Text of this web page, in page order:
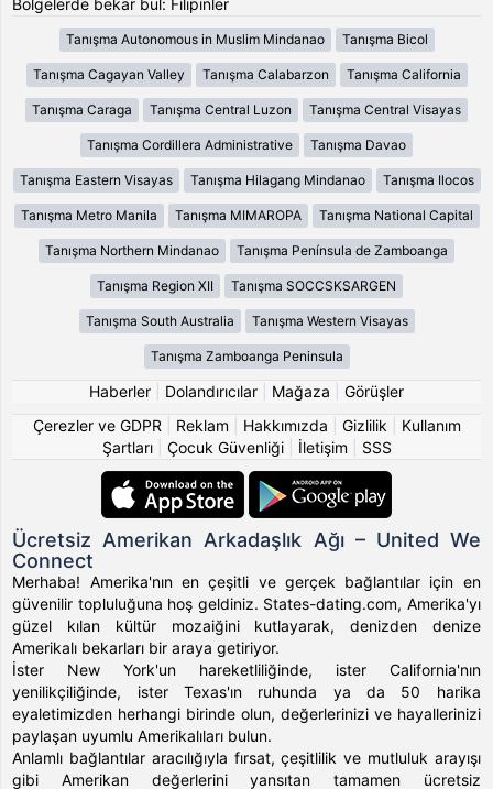
Tanışma Autonomous in Muslim Mindanao Tanışma Bicol
Tanışma Cagayan Valley Tanışma Calabarzon Tanışma California
Tanışma Caraga Tanışma Central Luzon Tanışma Central Visayas
Tanışma Cordillera Administrative Tanışma Davao
Tanışma Eastern Visayas Tanışma Hilagang Mindanao Tanışma Ilocos
Tanışma Metro Manila Tanışma MIMAROPA Tanışma National Capital
Tanışma Northern Mindanao Tanışma Península de Zamboanga
Tanışma Region XII Tanışma SOCCSKSARGEN
Tanışma South Australia Tanışma Western Visayas
Tanışma Zamboanga Peninsula
Haberler Dolandırıcılar Mağaza
Görüşler
Çerezler ve GDPR
Reklam Hakkımızda Gizlilik
Kullanım
Şartları| Çocuk Güvenliği| İletişim SSS
Ücretsiz Amerikan Arkadaşlık Ağı – United We
Connect
Merhaba! Amerika'nın en çeşitli ve gerçek bağlantılar için en
güvenilir topluluğuna hoş geldiniz. States-dating.com, Amerika'yı
güzel kılan kültür mozaiğini kutlayarak, denizden denize
Amerikalı bekarları bir araya getiriyor.
İster New York'un hareketliliğinde, ister California'nın
yenilikçiliğinde, ister Texas'ın ruhunda ya da 50 harika
eyaletimizden herhangi birinde olun, değerlerinizi ve hayallerinizi
paylaşan uyumlu Amerikalıları bulun.
Anlamlı bağlantılar aracılığıyla fırsat, çeşitlilik ve mutluluk arayışı
gibi Amerikan değerlerini yansıtan tamamen ücretsiz